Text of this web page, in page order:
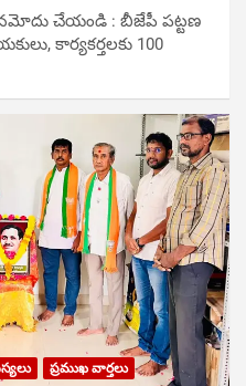
చేయండి : బీజేపీ పట్టణ
కార్యకర్తలకు 100
ప్రముఖ వార్తలు